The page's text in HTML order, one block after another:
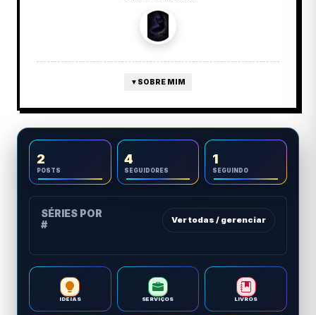
▼ SOBRE MIM
2
POSTS
4
SEGUIDORES
1
SEGUINDO
SÉRIES POR
#
Ver todas / gerenciar
IDEIAS SERVIÇOS LIVROS